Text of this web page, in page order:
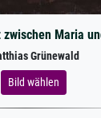
zwischen Maria
Grünewald
Bild wählen